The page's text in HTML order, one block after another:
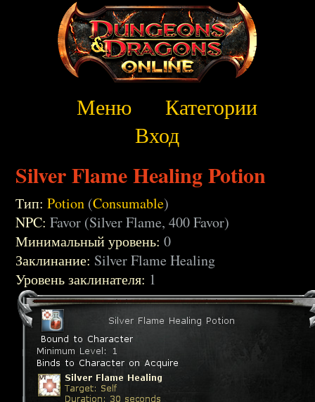
Меню
Категории
Вход
Silver Flame Healing Potion
Тип: Potion (Consumable)
NPC: Favor (Silver Flame, 400 Favor)
Минимальный уровень: 0
Заклинание: Silver Flame Healing
Уровень заклинателя: 1